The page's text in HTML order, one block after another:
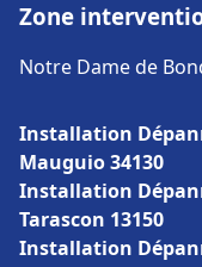
Zone
Notre Dame de
Installation
Mauguio 34130
Installation
Tarascon 13150
Installation